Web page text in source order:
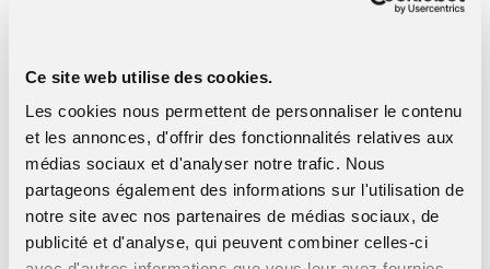
Ce site web utilise des cookies.
Les cookies nous permettent de personnaliser le contenu
et les annonces, d'offrir des fonctionnalités relatives aux
médias sociaux et d'analyser notre trafic. Nous
partageons également des informations sur l'utilisation de
notre site avec nos partenaires de médias sociaux, de
publicité et d'analyse, qui peuvent combiner celles-ci
En télétravail ou au sein de nos locaux
mobilisées pour vous conseiller et vous
aider.
Contactez-nous